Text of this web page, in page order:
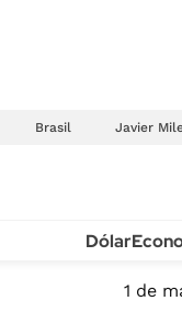
Brasil Javier
Dólar
1 de